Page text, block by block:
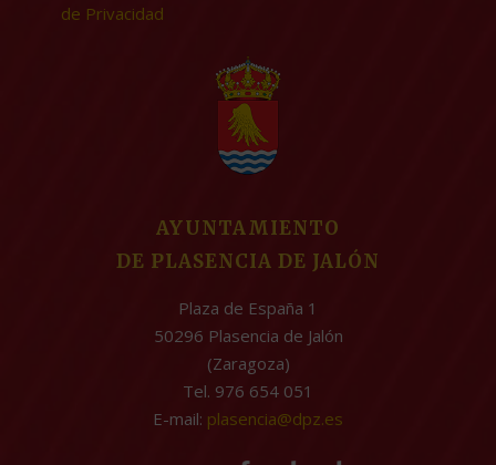
de Privacidad
AYUNTAMIENTO
DE PLASENCIA DE JALÓN
Plaza de España 1
50296 Plasencia de Jalón
(Zaragoza)
Tel. 976 654 051
E-mail: plasencia@dpz.es